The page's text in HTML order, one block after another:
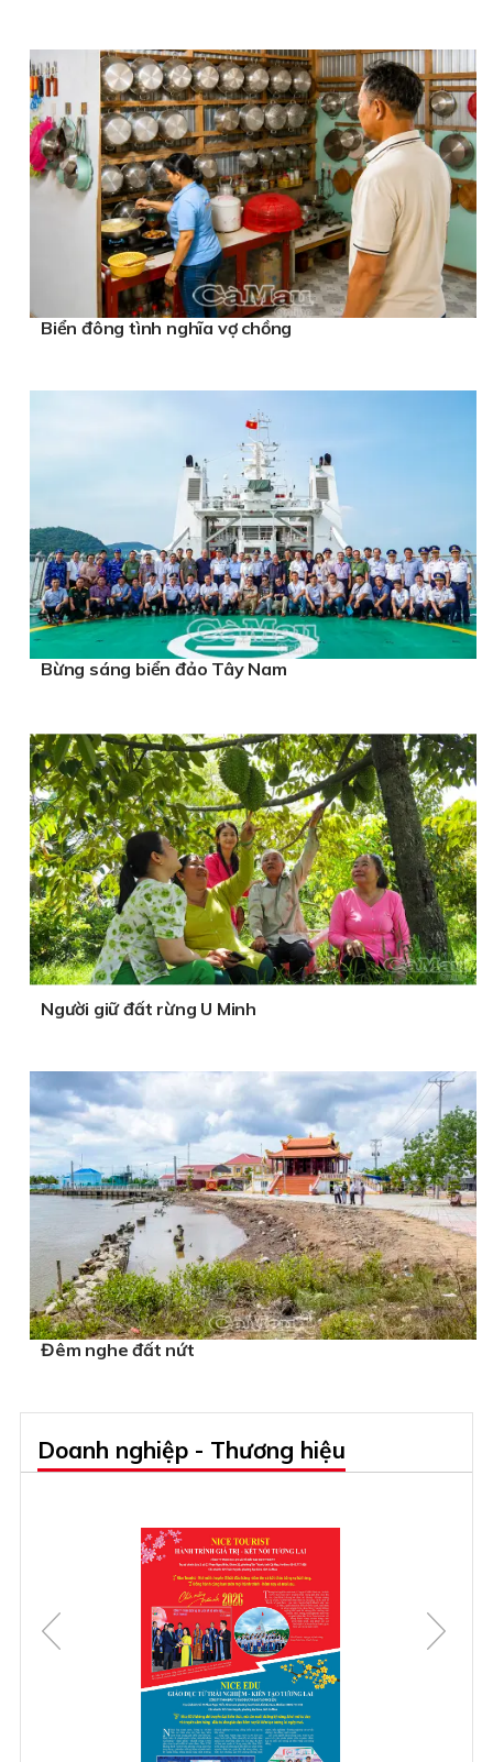
Biển đông tình nghĩa vợ chồng
Bừng sáng biển đảo Tây Nam
Người giữ đất rừng U Minh
Đêm nghe đất nứt
Doanh nghiệp - Thương hiệu